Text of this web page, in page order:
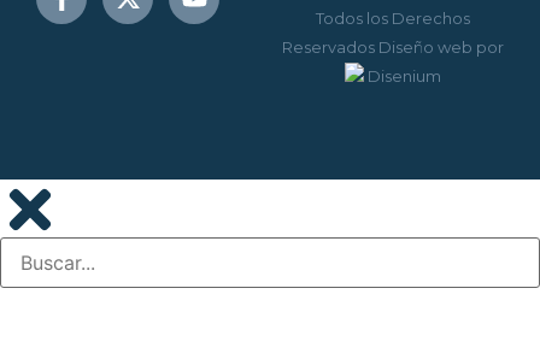
Todos los Derechos
Reservados Diseño web por
Disenium